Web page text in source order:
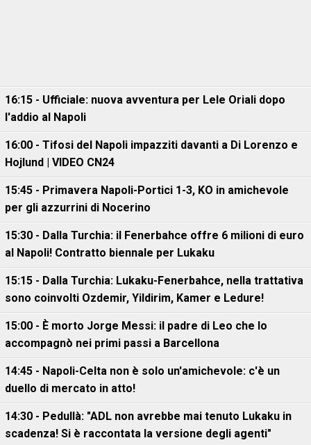
16:15 - Ufficiale: nuova avventura per Lele Oriali dopo
l'addio al Napoli
16:00 - Tifosi del Napoli impazziti davanti a Di Lorenzo e
Hojlund | VIDEO CN24
15:45 - Primavera Napoli-Portici 1-3, KO in amichevole
per gli azzurrini di Nocerino
15:30 - Dalla Turchia: il Fenerbahce offre 6 milioni di euro
al Napoli! Contratto biennale per Lukaku
15:15 - Dalla Turchia: Lukaku-Fenerbahce, nella trattativa
sono coinvolti Ozdemir, Yildirim, Kamer e Ledure!
15:00 - È morto Jorge Messi: il padre di Leo che lo
accompagnò nei primi passi a Barcellona
14:45 - Napoli-Celta non è solo un'amichevole: c'è un
duello di mercato in atto!
14:30 - Pedullà: "ADL non avrebbe mai tenuto Lukaku in
scadenza! Si è raccontata la versione degli agenti"